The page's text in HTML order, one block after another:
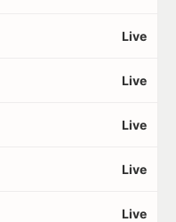
Live
Live
Live
Live
Live